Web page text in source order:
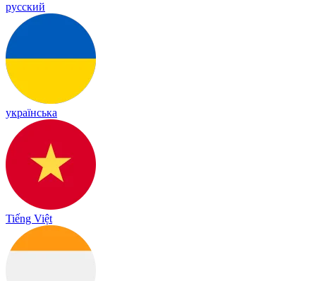
русский
українська
Tiếng Việt